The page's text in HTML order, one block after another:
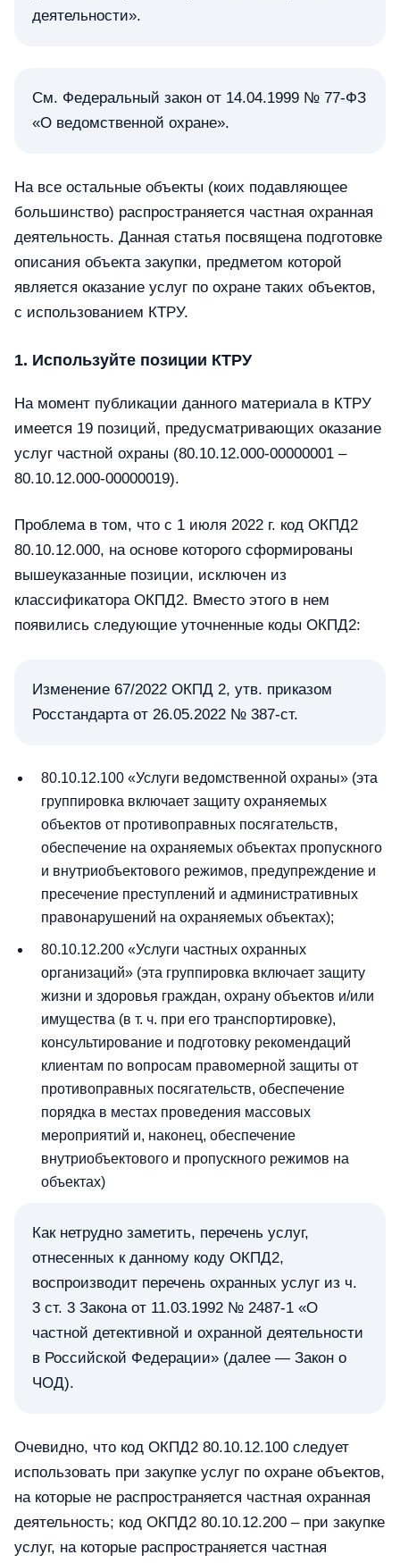
деятельности».
См. Федеральный закон от 14.04.1999 № 77-ФЗ
«О ведомственной охране».
На все остальные объекты (коих подавляющее
большинство) распространяется частная охранная
деятельность. Данная статья посвящена подготовке
описания объекта закупки, предметом которой
является оказание услуг по охране таких объектов,
с использованием КТРУ.
1. Используйте позиции КТРУ
На момент публикации данного материала в КТРУ
имеется 19 позиций, предусматривающих оказание
услуг частной охраны (80.10.12.000-00000001 –
80.10.12.000-00000019).
Проблема в том, что с 1 июля 2022 г. код ОКПД2
80.10.12.000, на основе которого сформированы
вышеуказанные позиции, исключен из
классификатора ОКПД2. Вместо этого в нем
появились следующие уточненные коды ОКПД2:
Изменение 67/2022 ОКПД 2, утв. приказом
Росстандарта от 26.05.2022 № 387-ст.
80.10.12.100 «Услуги ведомственной охраны» (эта
группировка включает защиту охраняемых
объектов от противоправных посягательств,
обеспечение на охраняемых объектах пропускного
и внутриобъектового режимов, предупреждение и
пресечение преступлений и административных
правонарушений на охраняемых объектах);
80.10.12.200 «Услуги частных охранных
организаций» (эта группировка включает защиту
жизни и здоровья граждан, охрану объектов и/или
имущества (в т. ч. при его транспортировке),
консультирование и подготовку рекомендаций
клиентам по вопросам правомерной защиты от
противоправных посягательств, обеспечение
порядка в местах проведения массовых
мероприятий и, наконец, обеспечение
внутриобъектового и пропускного режимов на
объектах)
Как нетрудно заметить, перечень услуг,
отнесенных к данному коду ОКПД2,
воспроизводит перечень охранных услуг из ч.
3 ст. 3 Закона от 11.03.1992 № 2487-1 «О
частной детективной и охранной деятельности
в Российской Федерации» (далее — Закон о
ЧОД).
Очевидно, что код ОКПД2 80.10.12.100 следует
использовать при закупке услуг по охране объектов,
на которые не распространяется частная охранная
деятельность; код ОКПД2 80.10.12.200 – при закупке
услуг, на которые распространяется частная